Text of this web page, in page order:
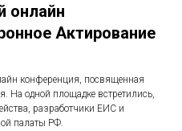
онлайн
Актирование
конференция, посвященная
На одной площадке встретились,
разработчики ЕИС и
палаты РФ.